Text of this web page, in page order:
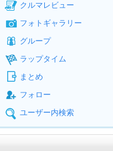
クルマレビュー
フォトギャラリー
グループ
ラップタイム
まとめ
フォロー
ユーザー内検索